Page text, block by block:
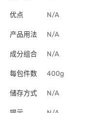
优点 N/A
产品用法 N/A
成分组合 N/A
每包件数 400g
储存方式 N/A